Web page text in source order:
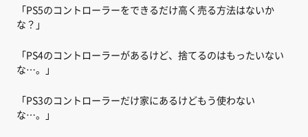
「PS5のコントローラーをできるだけ高く売る方法はないか
な？」
「PS4のコントローラーがあるけど、捨てるのはもったいない
な…。」
「PS3のコントローラーだけ家にあるけどもう使わない
な…。」